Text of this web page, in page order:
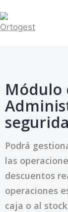
al
contenido
Módulo
Podrá
las
descuentos
operaciones
caja o al